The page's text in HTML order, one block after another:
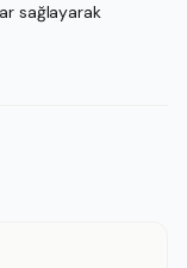
sağlayarak